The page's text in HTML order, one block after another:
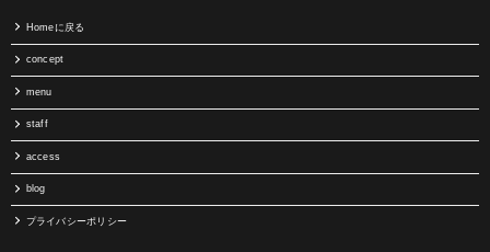
Homeに戻る
concept
menu
staff
access
blog
プライバシーポリシー